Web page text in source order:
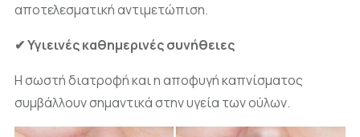
αποτελεσματική αντιμετώπιση.
✔ Υγιεινές καθημερινές συνήθειες
Η σωστή διατροφή και η αποφυγή καπνίσματος
συμβάλλουν σημαντικά στην υγεία των ούλων.